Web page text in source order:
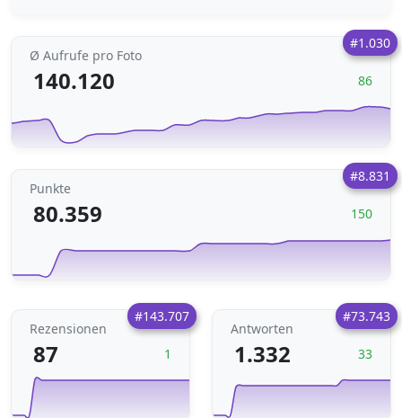
#1.030
Ø Aufrufe pro Foto
140.120 86
#8.831
Punkte
80.359 150
#143.707
Rezensionen
87 1
#73.743
Antworten
1.332 33